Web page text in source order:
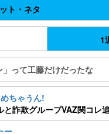
ト・ネタ
1
って工藤だけだったな
ちゃうん!
と詐欺グループVAZ関コレ
ー